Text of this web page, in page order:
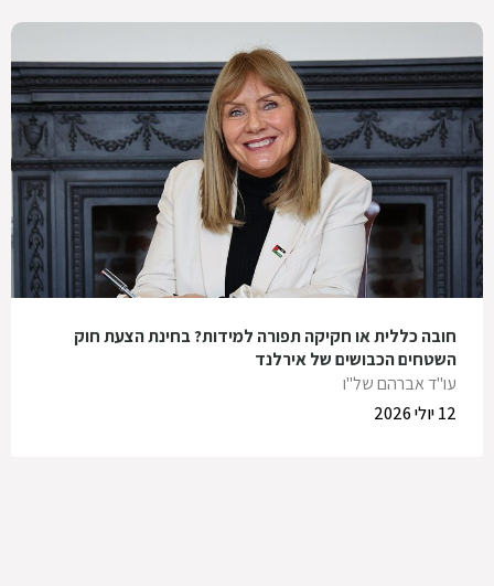
חובה כללית או חקיקה תפורה למידות? בחינת הצעת חוק
השטחים הכבושים של אירלנד
עו"ד אברהם של"ו
12 יולי 2026